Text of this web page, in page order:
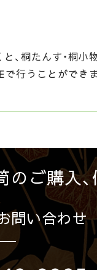
、桐たんす・桐
行うことができま
のご購入
問い合わせ